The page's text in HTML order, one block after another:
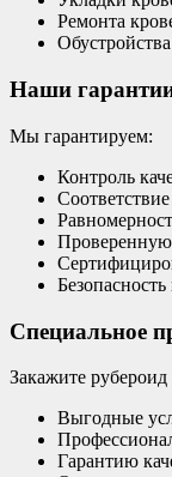
Ремонта
Наши
Мы гарантируем:
Контроль
Специальное
Закажите
Выгодные
Гарантию